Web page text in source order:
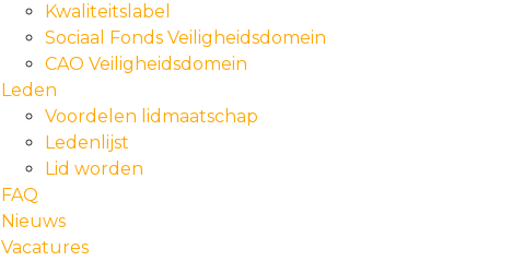
Kwaliteitslabel
Sociaal Fonds Veiligheidsdomein
CAO Veiligheidsdomein
Leden
Voordelen lidmaatschap
Ledenlijst
Lid worden
FAQ
Nieuws
Vacatures